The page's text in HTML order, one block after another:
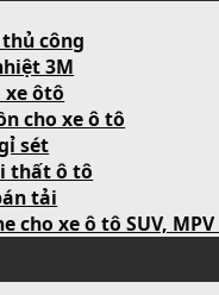
công
3M
xe ôtô
cho xe ô tô
sét
thất ô tô
tải
cho xe ô tô SUV,